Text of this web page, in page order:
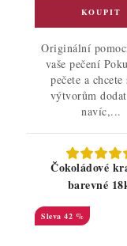
Originální
vaše pečení
pečete a
výtvorům
navíc,...
Čokoládové
barevné
42 %